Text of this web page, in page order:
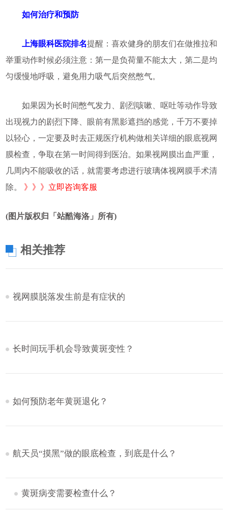
如何治疗和预防
上海眼科医院排名提醒：喜欢健身的朋友们在做推拉和
举重动作时候必须注意：第一是负荷量不能太大，第二是均
匀缓慢地呼吸，避免用力吸气后突然憋气。
如果因为长时间憋气发力、剧烈咳嗽、呕吐等动作导致
出现视力的剧烈下降、眼前有黑影遮挡的感觉，千万不要掉
以轻心，一定要及时去正规医疗机构做相关详细的眼底视网
膜检查，争取在第一时间得到医治。如果视网膜出血严重，
几周内不能吸收的话，就需要考虑进行玻璃体视网膜手术清
除。 》》》立即咨询客服
(图片版权归「站酷海洛」所有)
相关推荐
视网膜脱落发生前是有症状的
长时间玩手机会导致黄斑变性？
如何预防老年黄斑退化？
航天员“摸黑”做的眼底检查，到底是什么？
黄斑病变需要检查什么？